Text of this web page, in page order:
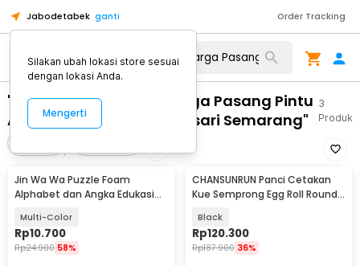
Jabodetabek ganti Order Tracking
"WA 0859 3970 0884 Harga Pasang Pintu
Aluminium Kaca Gayamsari Semarang"
3
Produk
Jin Wa Wa Puzzle Foam
Alphabet dan Angka Edukasi
Multi-Color
Rp10.700
Rp24.900 58%
CHANSUNRUN Panci Cetakan
Kue Semprong Egg Roll Round
Black
Rp120.300
Rp187.900 36%
Silakan ubah lokasi store sesuai
dengan lokasi Anda.
Mengerti